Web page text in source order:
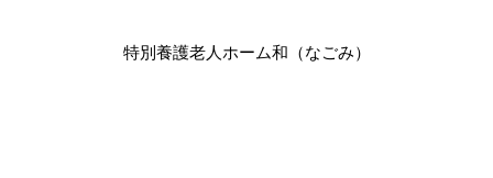
特別養護老人ホーム和（なごみ）